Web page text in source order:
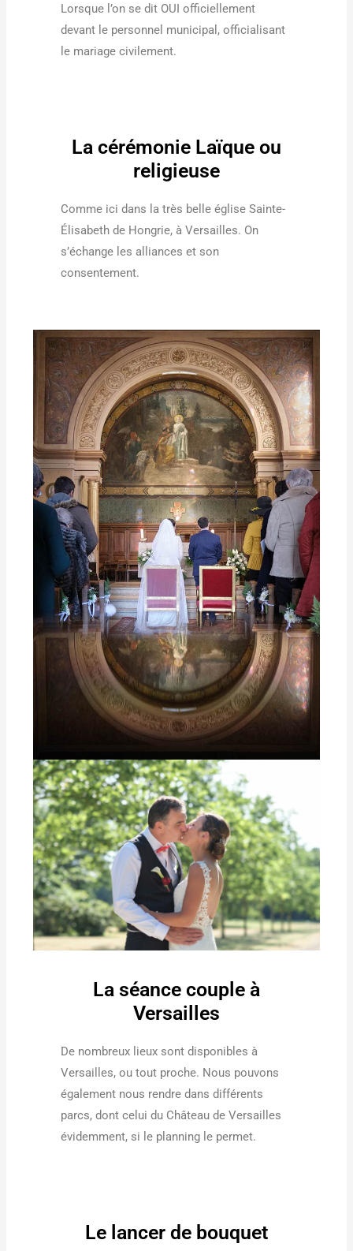
Lorsque l’on se dit OUI officiellement
devant le personnel municipal, officialisant
le mariage civilement.
La cérémonie Laïque ou
religieuse
Comme ici dans la très belle église Sainte-
Élisabeth de Hongrie, à Versailles. On
s’échange les alliances et son
consentement.
La séance couple à
Versailles
De nombreux lieux sont disponibles à
Versailles, ou tout proche. Nous pouvons
également nous rendre dans différents
parcs, dont celui du Château de Versailles
évidemment, si le planning le permet.
Le lancer de bouquet